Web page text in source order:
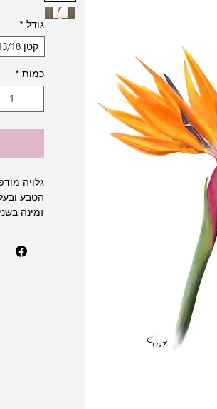
גודל *
קטן 13/18 ס"מ
כמות *
גלויה
הטבע
זמינה